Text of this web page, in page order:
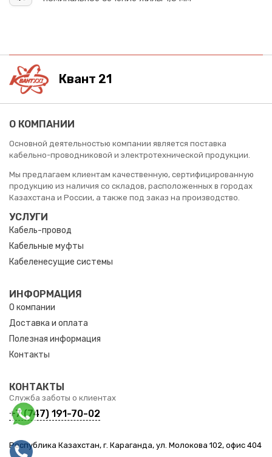
Квант 21
О КОМПАНИИ
Основной деятельностью компании является поставка
кабельно-проводниковой и электротехнической продукции.
Мы предлагаем клиентам качественную, сертифицированную
продукцию из наличия со складов, расположенных в городах
Казахстана и России, а также под заказ на производство.
УСЛУГИ
Кабель-провод
Кабельные муфты
Кабеленесущие системы
ИНФОРМАЦИЯ
О компании
Доставка и оплата
Полезная информация
Контакты
КОНТАКТЫ
Служба заботы о клиентах
+7 (747) 191-70-02
Республика Казахстан, г. Караганда, ул. Молокова 102, офис 404